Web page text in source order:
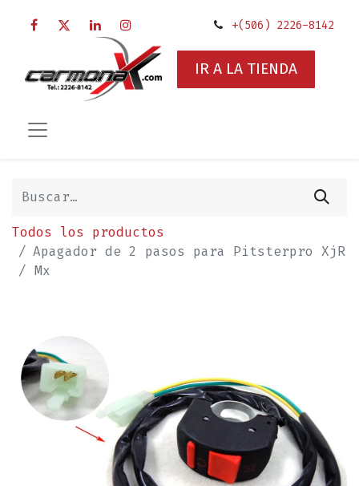
+(506) 2226-8142
IR A LA TIENDA
Todos los productos
Apagador de 2 pasos para Pitsterpro XjR
/ Mx